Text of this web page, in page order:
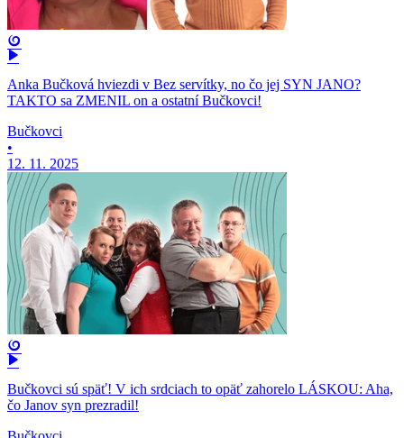
Anka Bučková hviezdi v Bez servítky, no čo jej SYN JANO?
TAKTO sa ZMENIL on a ostatní Bučkovci!
Bučkovci
•
12. 11. 2025
Bučkovci sú späť! V ich srdciach to opäť zahorelo LÁSKOU: Aha,
čo Janov syn prezradil!